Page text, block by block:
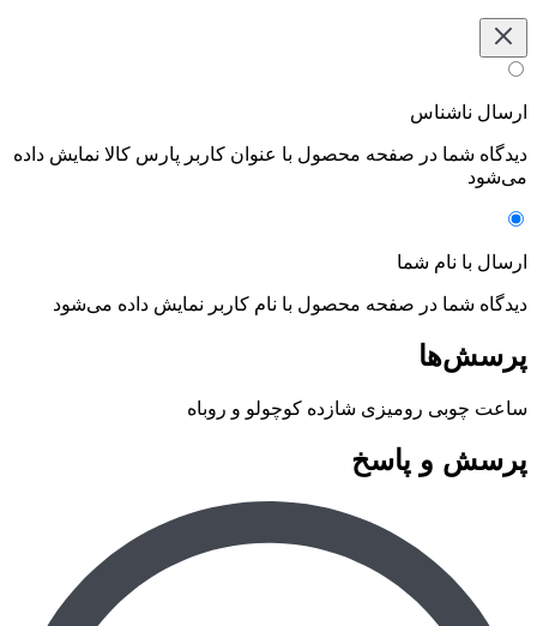
ارسال ناشناس
دیدگاه شما در صفحه محصول با عنوان کاربر پارس کالا نمایش داده
می‌شود
ارسال با نام شما
دیدگاه شما در صفحه محصول با نام کاربر نمایش داده می‌شود
پرسش‌ها
ساعت چوبی رومیزی شازده کوچولو و روباه
پرسش و پاسخ